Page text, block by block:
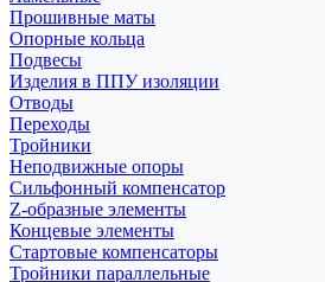
Прошивные маты
Опорные кольца
Подвесы
Изделия в ППУ изоляции
Отводы
Переходы
Тройники
Неподвижные опоры
Cильфонный компенсатор
Z-образные элементы
Концевые элементы
Стартовые компенсаторы
Тройники параллельные